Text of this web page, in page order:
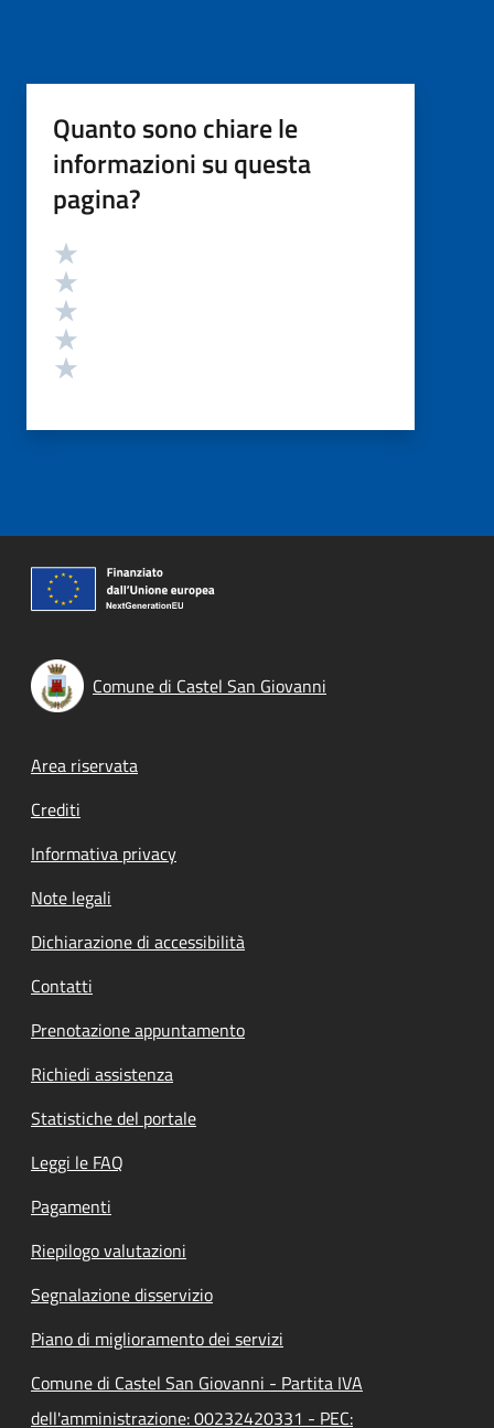
Quanto sono chiare le
informazioni su questa
pagina?
Valutazione
Comune di Castel San Giovanni
Footer menu
Area riservata
Crediti
Informativa privacy
Note legali
Dichiarazione di accessibilità
Contatti
Prenotazione appuntamento
Richiedi assistenza
Statistiche del portale
Leggi le FAQ
Pagamenti
Riepilogo valutazioni
Segnalazione disservizio
Piano di miglioramento dei servizi
Comune di Castel San Giovanni - Partita IVA
dell'amministrazione: 00232420331 - PEC: